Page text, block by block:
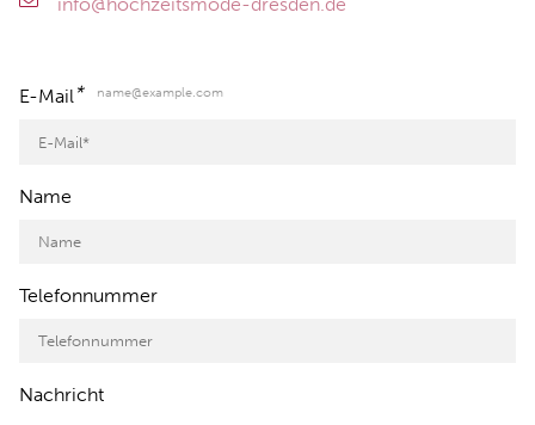
E-Mail* name@example.com
Name
Telefonnummer
Nachricht